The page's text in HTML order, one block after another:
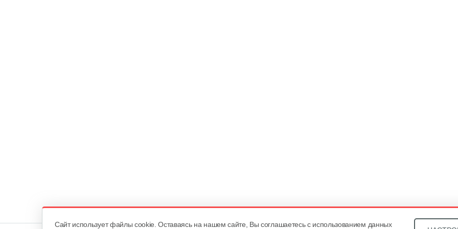
Cайт использует файлы cookie. Оставаясь на нашем сайте, Вы соглашаетесь с использованием данных